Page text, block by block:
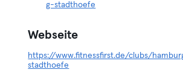
g-stadthoefe
Webseite
https://www.fitnessfirst.de/clubs/
stadthoefe